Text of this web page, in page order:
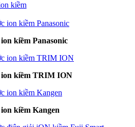
kiềm
kiềm Panasonic
kiềm TRIM ION
kiềm Kangen